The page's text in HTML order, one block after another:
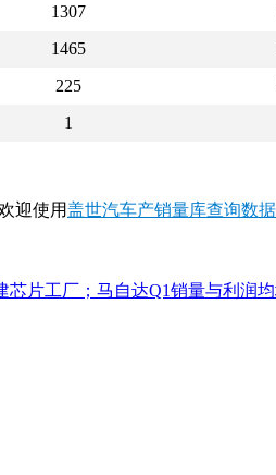
1307
1465
225
1
迎使用盖世汽车产销量库查询数据
芯片工厂；马自达Q1销量与利润